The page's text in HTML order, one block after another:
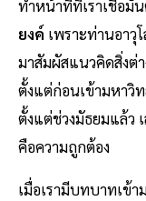
ทำหน้าที่ที่เราเชื่อมั่
ยงค์ เพราะท่านอาวุ
มาสัมผัสแนวคิดสิ่งต่า
ตั้งแต่ก่อนเข้ามหาวิ
ตั้งแต่ช่วงมัธยมแล้ว
คือความถูกต้อง
เมื่อเรามีบทบาทเข้